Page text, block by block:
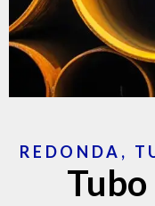
REDONDA ,